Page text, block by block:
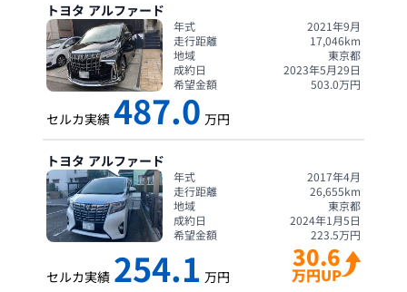
トヨタ アルファード
年式
2021年9月
走行距離
17,046km
地域
東京都
成約日
2023年5月29日
希望金額
503.0万円
セルカ実績 487.0 万円
トヨタ アルファード
年式
2017年4月
走行距離
26,655km
地域
東京都
成約日
2024年1月5日
希望金額
223.5万円
セルカ実績 254.1 万円
30.6
万円UP